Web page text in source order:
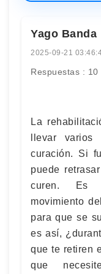
Yago Banda
2025-09-21
Respuestas : 10
La
llevar
curación. Si
puede
curen. Es
movimiento
para que se
es así,
que te retiren
que